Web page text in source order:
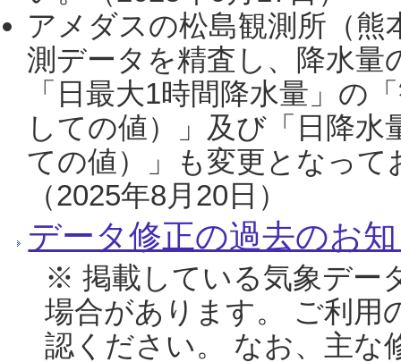
アメダスの松島観測所（熊
測データを精査し、降水
「日最大1時間降水量」の
しての値）」及び「日降
ての値）」も変更となっ
（2025年8月20日）
データ修正の過去のお
※ 掲載している気象デー
場合があります。 ご利用
認ください。 なお、主な